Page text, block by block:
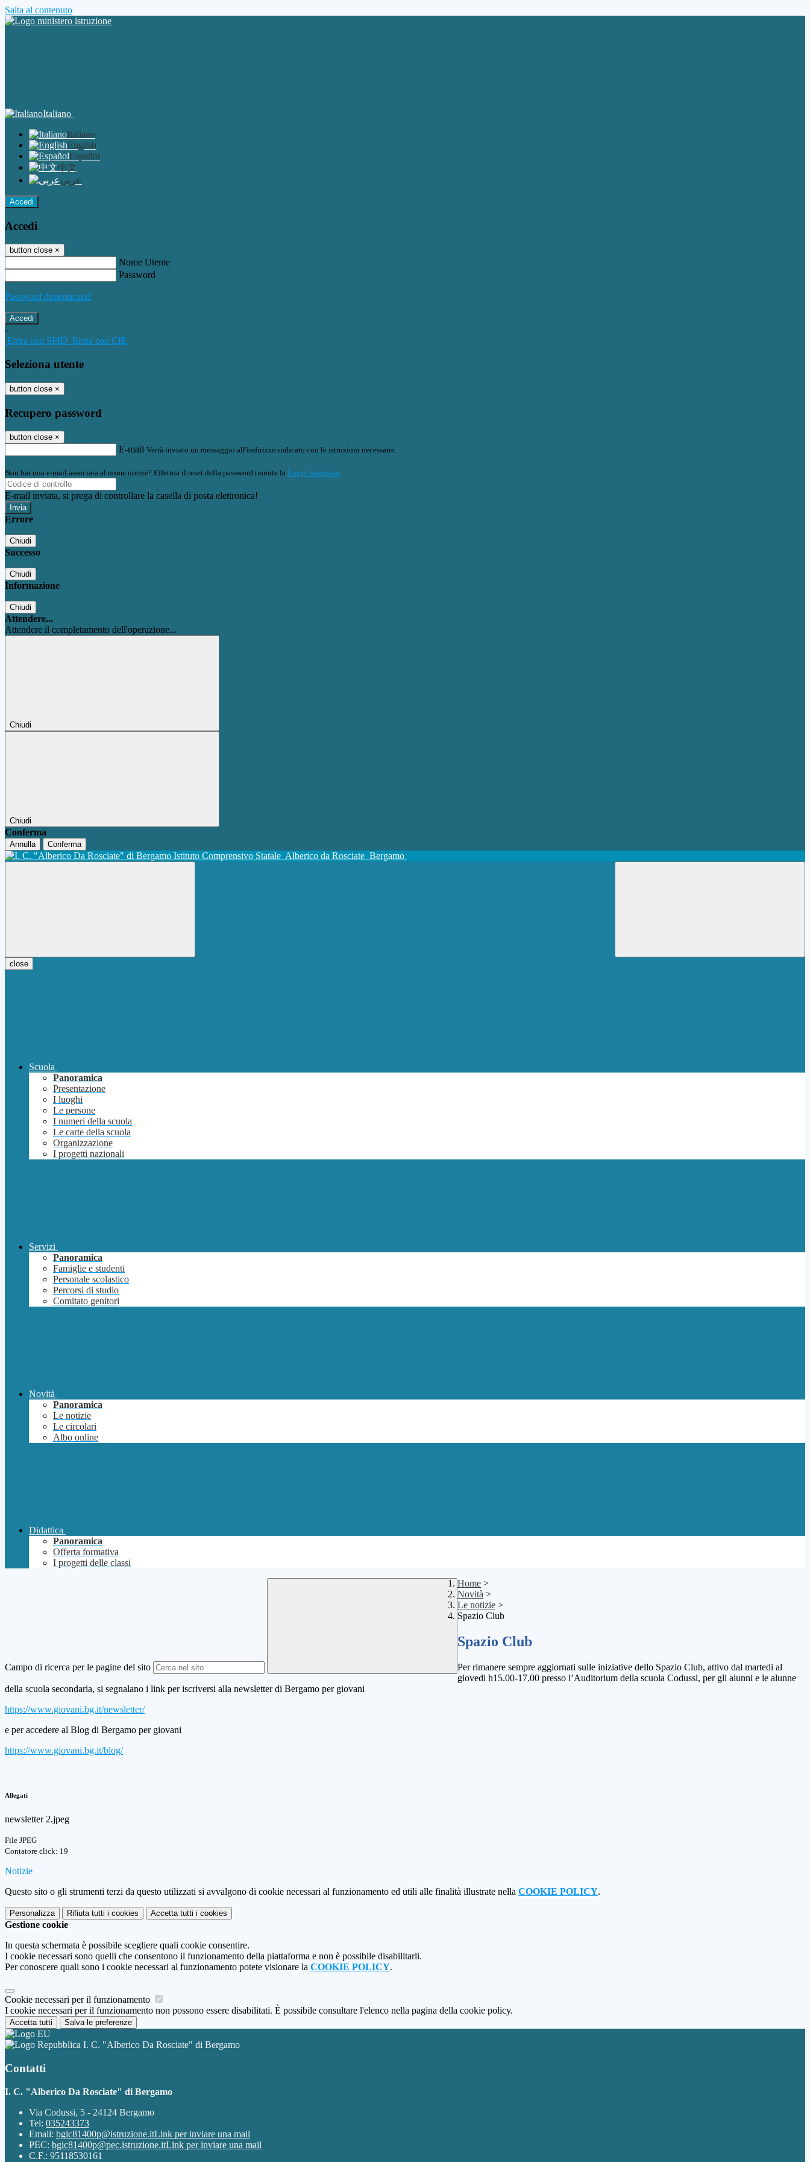
Salta al contenuto
Italiano
Italiano
English
Español
中文
عربى
Accedi
Accedi
button close ×
Nome Utente
Password
Password dimenticata?
-
Entra con SPID Entra con CIE
Seleziona utente
button close ×
Recupero password
button close ×
E-mail Verrà inviato un messaggio all'indirizzo indicato con le istruzioni necessarie.
Non hai una e-mail associata al nome utente? Effettua il reset della password tramite la Login Spaggiari
E-mail inviata, si prega di controllare la casella di posta elettronica!
Errore
Chiudi
Successo
Chiudi
Informazione
Chiudi
Attendere...
Attendere il completamento dell'operazione...
Chiudi
Chiudi
Conferma
Annulla Conferma
Istituto Comprensivo Statale Alberico da Rosciate Bergamo
close
Scuola
Panoramica
Presentazione
I luoghi
Le persone
I numeri della scuola
Le carte della scuola
Organizzazione
I progetti nazionali
Servizi
Panoramica
Famiglie e studenti
Personale scolastico
Percorsi di studio
Comitato genitori
Novità
Panoramica
Le notizie
Le circolari
Albo online
Didattica
Panoramica
Offerta formativa
I progetti delle classi
Campo di ricerca per le pagine del sito
Home >
Novità >
Le notizie >
Spazio Club
Spazio Club
Per rimanere sempre aggiornati sulle iniziative dello Spazio Club, attivo dal martedi al
giovedi h15.00-17.00 presso l’Auditorium della scuola Codussi, per gli alunni e le alunne
della scuola secondaria, si segnalano i link periscriversi alla newsletter di Bergamo per giovani
https://www.giovani.bg.it/newsletter/
e per accedere al Blog di Bergamo per giovani
https://www.giovani.bg.it/blog/
Allegati
newsletter 2.jpeg
File JPEG
Contatore click: 19
Notizie
Questo sito o gli strumenti terzi da questo utilizzati si avvalgono di cookie necessari al funzionamento ed utili alle finalità illustrate nella COOKIE POLICY.
Personalizza Rifiuta tutti i cookies Accetta tutti i cookies
Gestione cookie
In questa schermata è possibile scegliere quali cookie consentire.
I cookie necessari sono quelli che consentono il funzionamento della piattaforma e non è possibile disabilitarli.
Per conoscere quali sono i cookie necessari al funzionamento potete visionare la COOKIE POLICY.
Cookie necessari per il funzionamento
I cookie necessari per il funzionamento non possono essere disabilitati. È possibile consultare l'elenco nella pagina della cookie policy.
Accetta tutti Salva le preferenze
I. C. "Alberico Da Rosciate" di Bergamo
Contatti
I. C. "Alberico Da Rosciate" di Bergamo
Via Codussi, 5 - 24124 Bergamo
Tel: 035243373
Email: bgic81400p@istruzione.itLink per inviare una mail
PEC: bgic81400p@pec.istruzione.itLink per inviare una mail
C.F.: 95118530161